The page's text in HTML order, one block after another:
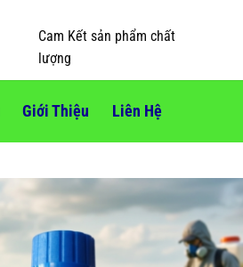
Cam Kết sản phẩm chất
lượng
Giới Thiệu Liên Hệ